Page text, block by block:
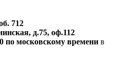
712
д.75, оф.112
по московскому времени в